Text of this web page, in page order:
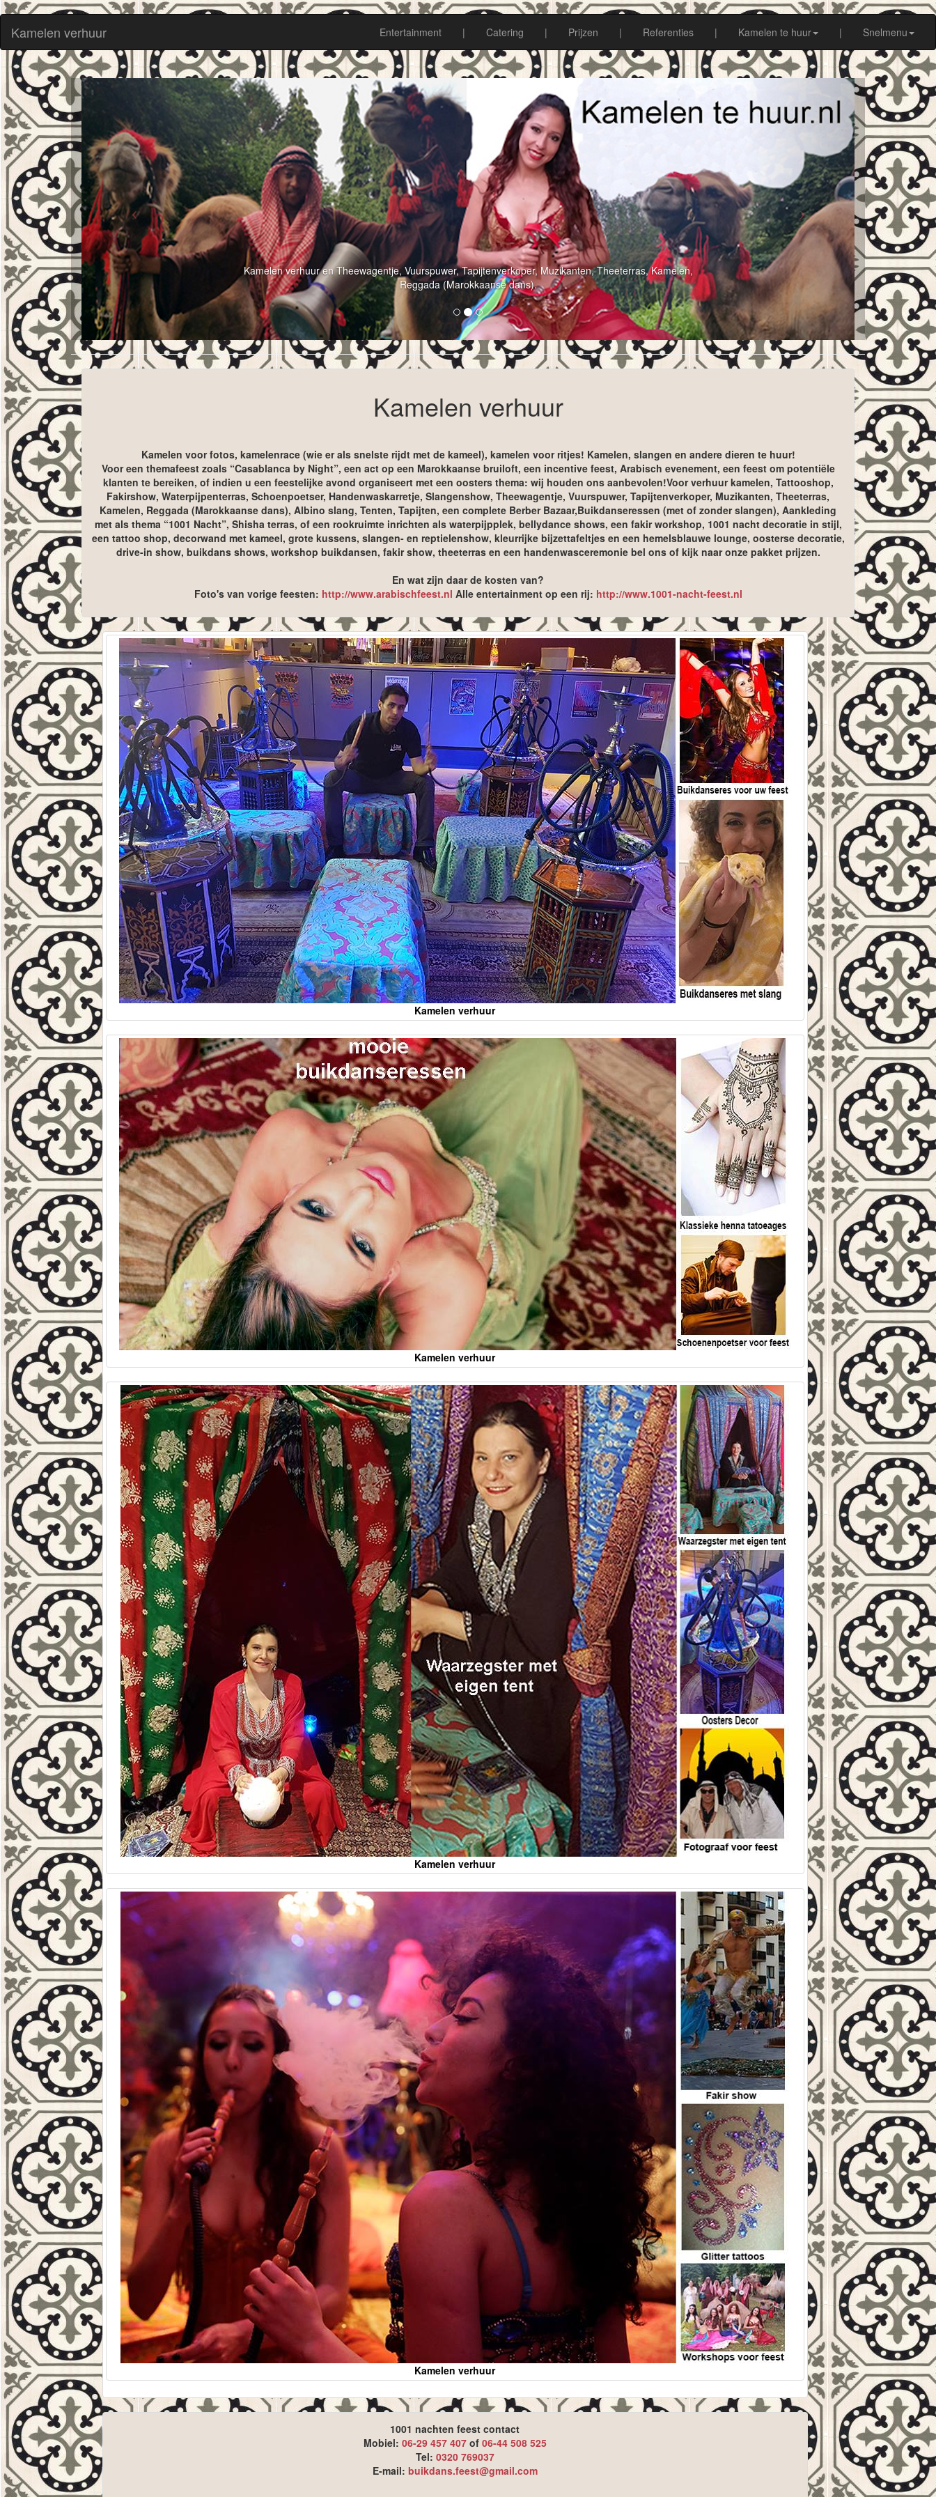
Kamelen verhuur Entertainment | Catering | Prijzen | Referenties | Kamelen te huur | Snelmenu
Kamelen verhuur en Theewagentje, Vuurspuwer, Tapijtenverkoper, Muzikanten, Theeterras, Kamelen,
Reggada (Marokkaanse dans).
Kamelen verhuur
Kamelen voor fotos, kamelenrace (wie er als snelste rijdt met de kameel), kamelen voor ritjes! Kamelen, slangen en andere dieren te huur!
Voor een themafeest zoals “Casablanca by Night”, een act op een Marokkaanse bruiloft, een incentive feest, Arabisch evenement, een feest om potentiële
klanten te bereiken, of indien u een feestelijke avond organiseert met een oosters thema: wij houden ons aanbevolen!Voor verhuur kamelen, Tattooshop,
Fakirshow, Waterpijpenterras, Schoenpoetser, Handenwaskarretje, Slangenshow, Theewagentje, Vuurspuwer, Tapijtenverkoper, Muzikanten, Theeterras,
Kamelen, Reggada (Marokkaanse dans), Albino slang, Tenten, Tapijten, een complete Berber Bazaar,Buikdanseressen (met of zonder slangen), Aankleding
met als thema “1001 Nacht”, Shisha terras, of een rookruimte inrichten als waterpijpplek, bellydance shows, een fakir workshop, 1001 nacht decoratie in stijl,
een tattoo shop, decorwand met kameel, grote kussens, slangen- en reptielenshow, kleurrijke bijzettafeltjes en een hemelsblauwe lounge, oosterse decoratie,
drive-in show, buikdans shows, workshop buikdansen, fakir show, theeterras en een handenwasceremonie bel ons of kijk naar onze pakket prijzen.
En wat zijn daar de kosten van?
Foto's van vorige feesten: http://www.arabischfeest.nl Alle entertainment op een rij: http://www.1001-nacht-feest.nl
Kamelen verhuur
Kamelen verhuur
Kamelen verhuur
Kamelen verhuur
1001 nachten feest contact
Mobiel: 06-29 457 407of 06-44 508 525
Tel: 0320 769037
E-mail: buikdans.feest@gmail.com